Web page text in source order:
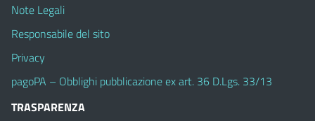
Note Legali
Responsabile del sito
Privacy
pagoPA – Obblighi pubblicazione ex art. 36 D.Lgs. 33/13
TRASPARENZA